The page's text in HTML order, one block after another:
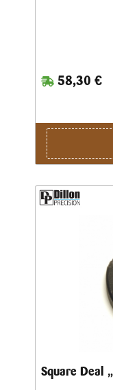
58,30 €
Square Deal